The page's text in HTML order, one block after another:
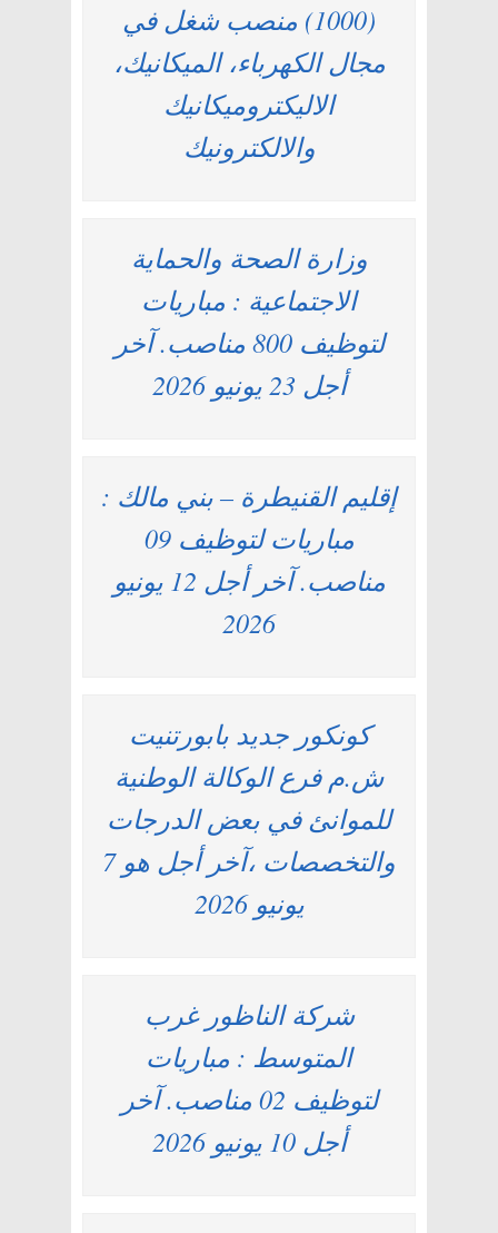
(1000) منصب شغل في
مجال الكهرباء، الميكانيك،
الاليكتروميكانيك
والالكترونيك
وزارة الصحة والحماية
الاجتماعية : مباريات
لتوظيف 800 مناصب. آخر
أجل 23 يونيو 2026
إقليم القنيطرة – بني مالك :
مباريات لتوظيف 09
مناصب. آخر أجل 12 يونيو
2026
كونكور جديد بابورتنيت
ش.م فرع الوكالة الوطنية
للموانئ في بعض الدرجات
والتخصصات ،آخر أجل هو 7
يونيو 2026
شركة الناظور غرب
المتوسط : مباريات
لتوظيف 02 مناصب. آخر
أجل 10 يونيو 2026